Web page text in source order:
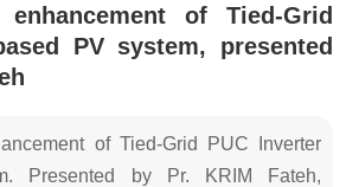
of Tied-Grid
PV system, presented
of Tied-Grid PUC Inverter
Presented by Pr. KRIM Fateh,